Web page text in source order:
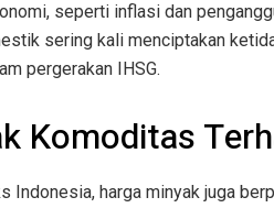
seperti inflasi dan
sering kali menciptakan
pergerakan IHSG.
Komoditas
Indonesia, harga minyak juga